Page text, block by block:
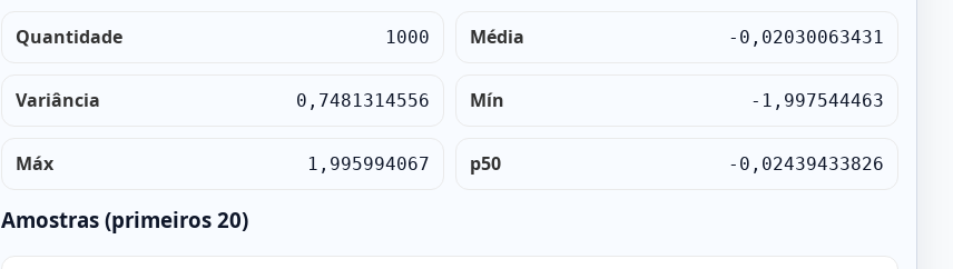
Quantidade 1000 Média -0,02030063431
Variância 0,7481314556 Mín -1,997544463
Máx 1,995994067 p50 -0,02439433826
Amostras (primeiros 20)